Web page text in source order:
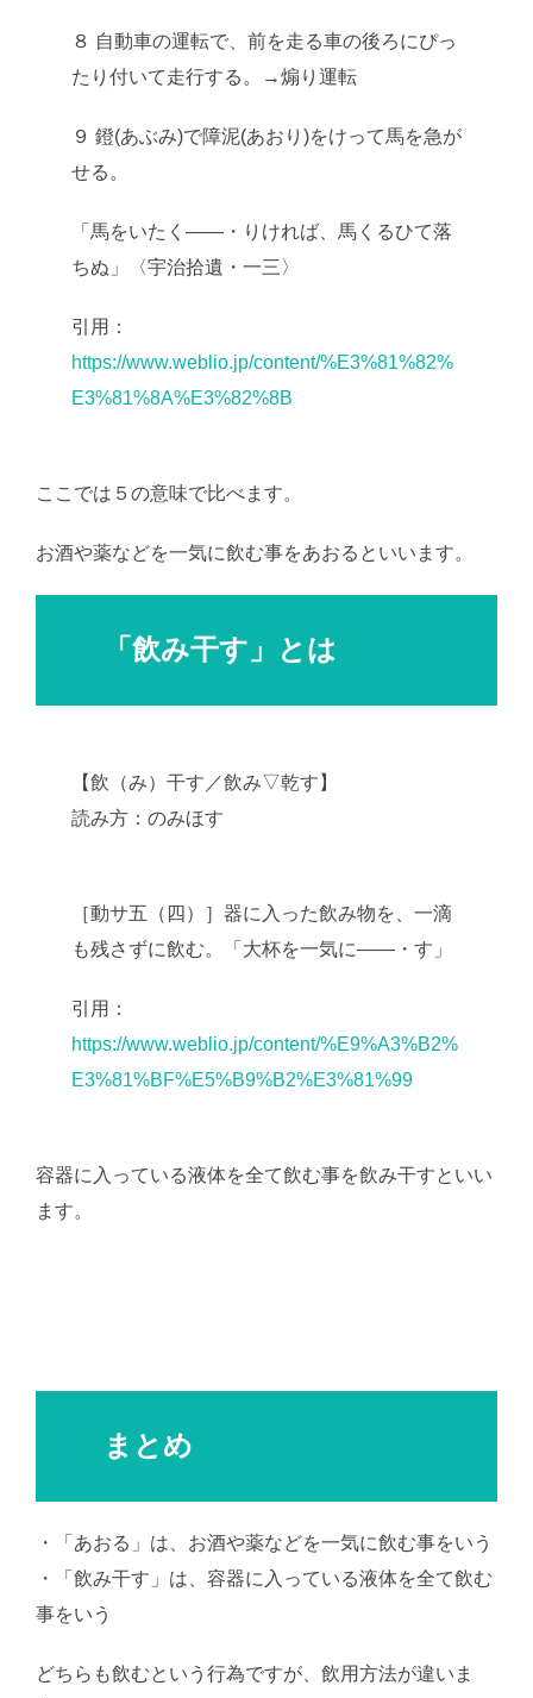
８ 自動車の運転で、前を走る車の後ろにぴっ
たり付いて走行する。→煽り運転
９ 鐙(あぶみ)で障泥(あおり)をけって馬を急が
せる。
「馬をいたく――・りければ、馬くるひて落
ちぬ」〈宇治拾遺・一三〉
引用：
https://www.weblio.jp/content/%E3%81%82%
E3%81%8A%E3%82%8B
ここでは５の意味で比べます。
お酒や薬などを一気に飲む事をあおるといいます。
「飲み干す」とは
【飲（み）干す／飲み▽乾す】
読み方：のみほす
［動サ五（四）］器に入った飲み物を、一滴
も残さずに飲む。「大杯を一気に――・す」
引用：
https://www.weblio.jp/content/%E9%A3%B2%
E3%81%BF%E5%B9%B2%E3%81%99
容器に入っている液体を全て飲む事を飲み干すといい
ます。
まとめ
・「あおる」は、お酒や薬などを一気に飲む事をいう
・「飲み干す」は、容器に入っている液体を全て飲む
事をいう
どちらも飲むという行為ですが、飲用方法が違いま